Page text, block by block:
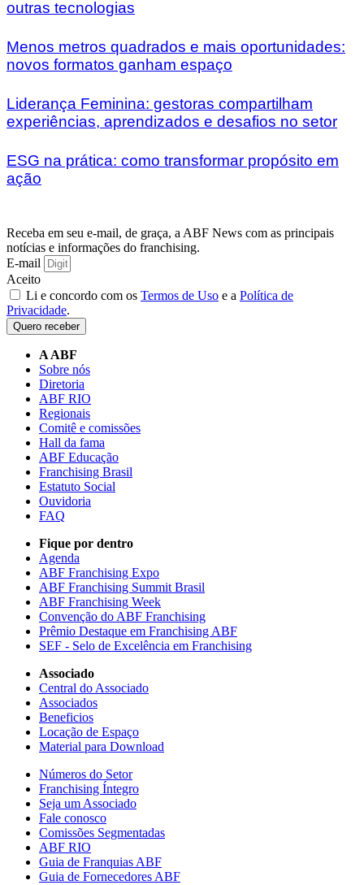
outras tecnologias
Menos metros quadrados e mais oportunidades:
novos formatos ganham espaço
Liderança Feminina: gestoras compartilham
experiências, aprendizados e desafios no setor
ESG na prática: como transformar propósito em
ação
Receba em seu e-mail, de graça, a ABF News com as principais
notícias e informações do franchising.
E-mail
Aceito
Li e concordo com os Termos de Uso e a Política de
Privacidade.
Quero receber
A ABF
Sobre nós
Diretoria
ABF RIO
Regionais
Comitê e comissões
Hall da fama
ABF Educação
Franchising Brasil
Estatuto Social
Ouvidoria
FAQ
Fique por dentro
Agenda
ABF Franchising Expo
ABF Franchising Summit Brasil
ABF Franchising Week
Convenção do ABF Franchising
Prêmio Destaque em Franchising ABF
SEF - Selo de Excelência em Franchising
Associado
Central do Associado
Associados
Beneficios
Locação de Espaço
Material para Download
Números do Setor
Franchising Íntegro
Seja um Associado
Fale conosco
Comissões Segmentadas
ABF RIO
Guia de Franquias ABF
Guia de Fornecedores ABF